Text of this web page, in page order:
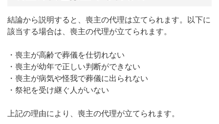
運営会社
サイトマップ
結論から説明すると、喪主の代理は立てられます。以下に
該当する場合は、喪主の代理が立てられます。
・喪主が高齢で葬儀を仕切れない
・喪主が幼年で正しい判断ができない
・喪主が病気や怪我で葬儀に出られない
・祭祀を受け継ぐ人がいない
上記の理由により、喪主の代理が立てられます。